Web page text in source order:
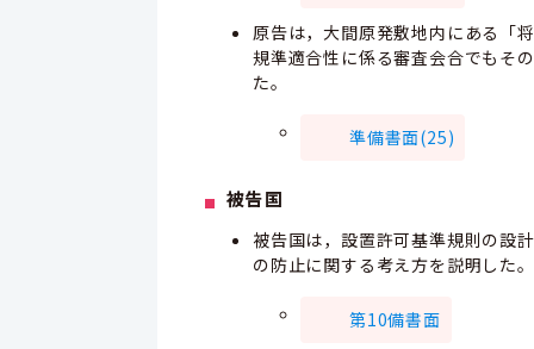
原告は，大間原発敷地内にある「
規準適合性に係る審査会合でもそ
た。
準備書面(25)
被告国
被告国は，設置許可基準規則の設
の防止に関する考え方を説明した。
第10備書面